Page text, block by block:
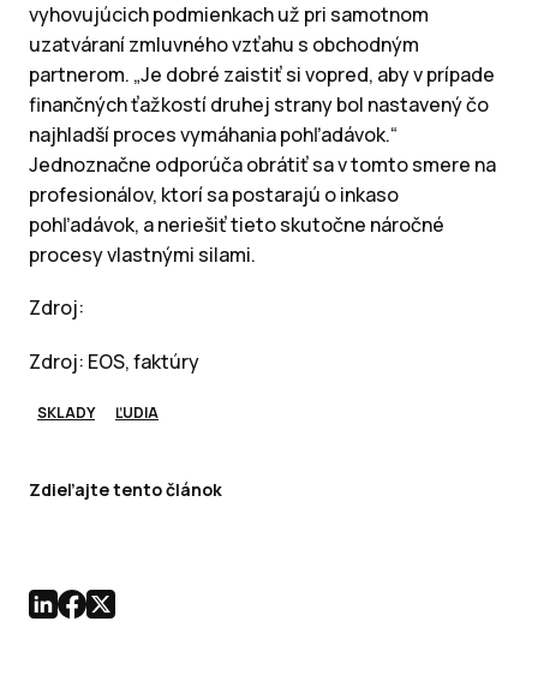
vyhovujúcich podmienkach už pri samotnom
uzatváraní zmluvného vzťahu s obchodným
partnerom. „Je dobré zaistiť si vopred, aby v prípade
finančných ťažkostí druhej strany bol nastavený čo
najhladší proces vymáhania pohľadávok.“
Jednoznačne odporúča obrátiť sa v tomto smere na
profesionálov, ktorí sa postarajú o inkaso
pohľadávok, a neriešiť tieto skutočne náročné
procesy vlastnými silami.
Zdroj:
Zdroj: EOS, faktúry
SKLADY ĽUDIA
Zdieľajte tento článok